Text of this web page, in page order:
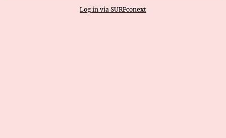
Log in via SURFconext